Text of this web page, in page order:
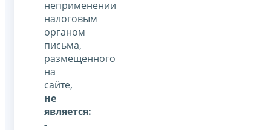
неприменении
налоговым
органом
письма,
размещенного
на
сайте,
не
является:
-